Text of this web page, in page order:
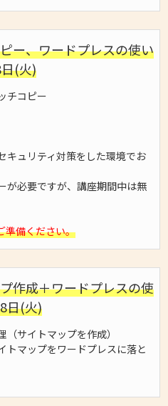
ー、ワードプレスの使い
(火)
チコピー
キュリティ対策をした環境でお
が必要ですが、講座期間中は無
準備ください。
作成＋ワードプレスの使
日(火)
（サイトマップを作成）
トマップをワードプレスに落と